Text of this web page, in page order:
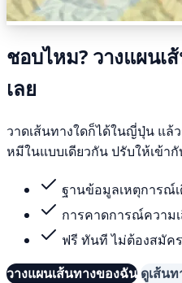
ชอบไหม? วางแผนเ
เลย
วาดเส้นทางใดก็ได้ในญี่ปุ่น แล้
หมีในแบบเดียวกัน ปรับให้เข้า
ฐานข้อมูลเหตุการณ์
การคาดการณ์ความ
ฟรี ทันที ไม่ต้องสมัคร
วางแผนเส้นทางของฉัน ดูเส้นท